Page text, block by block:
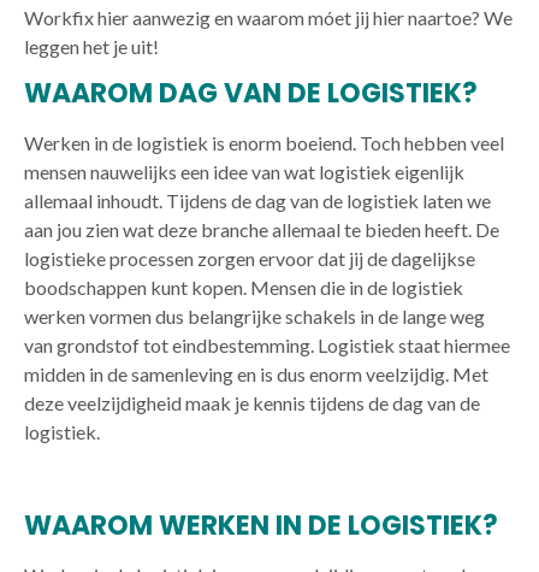
Workfix hier aanwezig en waarom móet jij hier naartoe? We
leggen het je uit!
WAAROM DAG VAN DE LOGISTIEK?
Werken in de logistiek is enorm boeiend. Toch hebben veel
mensen nauwelijks een idee van wat logistiek eigenlijk
allemaal inhoudt. Tijdens de dag van de logistiek laten we
aan jou zien wat deze branche allemaal te bieden heeft. De
logistieke processen zorgen ervoor dat jij de dagelijkse
boodschappen kunt kopen. Mensen die in de logistiek
werken vormen dus belangrijke schakels in de lange weg
van grondstof tot eindbestemming. Logistiek staat hiermee
midden in de samenleving en is dus enorm veelzijdig. Met
deze veelzijdigheid maak je kennis tijdens de dag van de
logistiek.
WAAROM WERKEN IN DE LOGISTIEK?